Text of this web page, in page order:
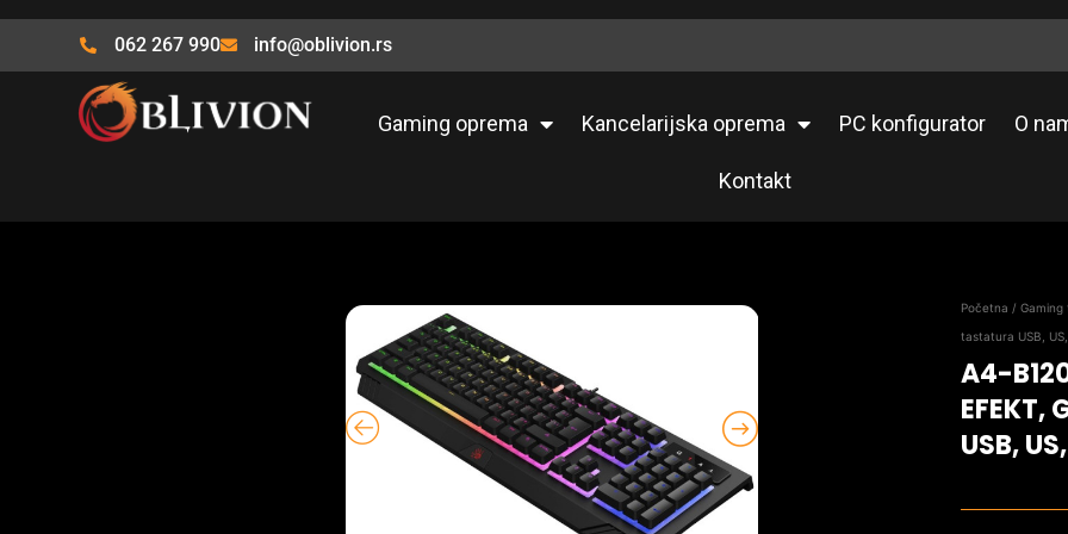
sadržaj
062 267 990 info@oblivion.rs
Gaming oprema Kancelarijska oprema PC konfigurator O
Kontakt
Početna /
tastatura USB,
A4-
EFEKT,
USB,